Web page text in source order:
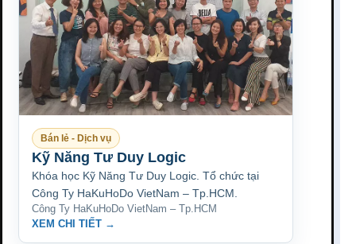
Bán lẻ - Dịch vụ
Kỹ Năng Tư Duy Logic
Khóa học Kỹ Năng Tư Duy Logic. Tổ chức tại
Công Ty HaKuHoDo VietNam – Tp.HCM.
Công Ty HaKuHoDo VietNam – Tp.HCM
XEM CHI TIẾT →